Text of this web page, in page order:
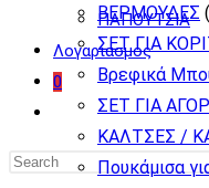
ΠΑΠΟΥΤΣΙΑ
Λογαριασμος
0
Toggle
website
search
ΒΕΡΜΟΥΔΕΣ
ΣΕΤ ΓΙΑ
Βρεφικά
ΣΕΤ ΓΙΑ
ΚΑΛΤΣΕΣ /
Πουκάμισα